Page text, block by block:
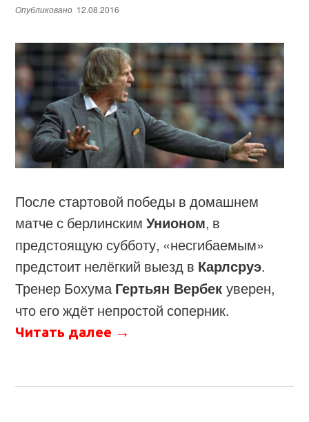
Опубликовано 12.08.2016
После стартовой победы в домашнем
матче с берлинскимУнионом, в
предстоящую субботу, «несгибаемым»
предстоит нелёгкий выезд в Карлсруэ.
Тренер Бохума Гертьян Вербекуверен,
что его ждёт непростой соперник.
Читать далее →